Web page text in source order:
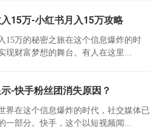
15万-小红书月入15万攻略
15万的秘密之旅在这个信息爆炸的时
现财富梦想的舞台。有人在这里...
-快手粉丝团消失原因？
界在这个信息爆炸的时代，社交媒体已
一部分。快手，这个以短视频闻...